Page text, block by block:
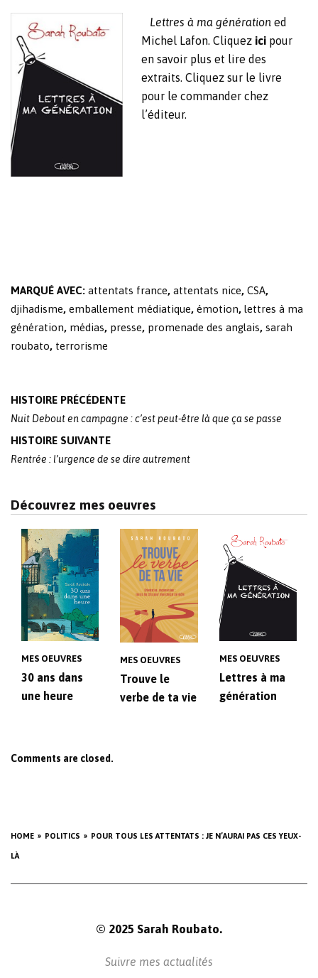
HOME POLITICS POUR TOUS LES ATTENTATS : JE N’AURAI PAS CES YEUX-
LÀ
Lettres à ma génération ed
Michel Lafon. Cliquez ici pour
en savoir plus et lire des
extraits. Cliquez sur le livre
pour le commander chez
l’éditeur.
MARQUÉ AVEC: attentats france, attentats nice, CSA,
djihadisme, emballement médiatique, émotion, lettres à ma
génération, médias, presse, promenade des anglais, sarah
roubato, terrorisme
Post
navigation
HISTOIRE PRÉCÉDENTE
Nuit Debout en campagne : c’est peut-être là que ça se passe
HISTOIRE SUIVANTE
Rentrée : l’urgence de se dire autrement
Découvrez mes oeuvres
MES OEUVRES
30 ans dans
une heure
MES OEUVRES
Trouve le
verbe de ta vie
MES OEUVRES
Lettres à ma
génération
Comments are closed.
© 2025 Sarah Roubato.
Suivre mes actualités